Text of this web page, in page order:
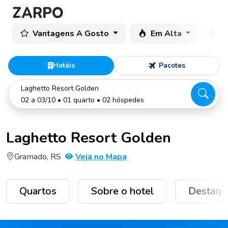
Vantagens A Gosto Em Alta
Hotéis Pacotes
Laghetto Resort Golden
02 a 03/10 • 01 quarto • 02 hóspedes
Laghetto Resort Golden
Gramado, RS Veja no Mapa
Quartos Sobre o hotel